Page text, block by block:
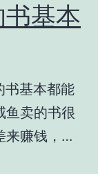
基本
书基本都能
鱼卖的书很
来赚钱，…